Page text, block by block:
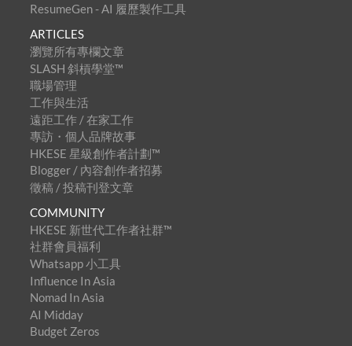
ResumeGen - AI 履歷製作工具
ARTICLES
瀏覽所有專欄文章
SLASH 斜槓學堂™
職場管理
工作與生活
遠距工作 / 在家工作
專訪・個人品牌故事
HKESE 星級創作者計劃™
Blogger / 內容創作者招募
徵稿 / 投稿刊登文章
COMMUNITY
HKESE 新世代工作者社群™
社群會員福利
Whatsapp 小工具
Influence In Asia
Nomad In Asia
AI Midday
Budget Zeros